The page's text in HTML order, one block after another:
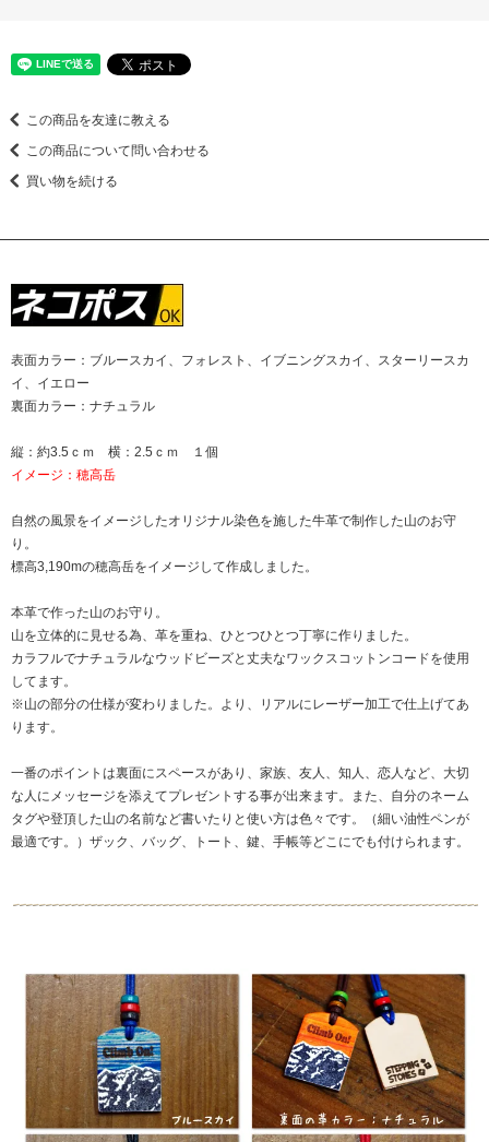
この商品を友達に教える
この商品について問い合わせる
買い物を続ける
表面カラー：ブルースカイ、フォレスト、イブニングスカイ、スターリースカ
イ、イエロー
裏面カラー：ナチュラル
縦：約3.5ｃｍ 横：2.5ｃｍ １個
イメージ：穂高岳
自然の風景をイメージしたオリジナル染色を施した牛革で制作した山のお守
り。
標高3,190mの穂高岳をイメージして作成しました。
本革で作った山のお守り。
山を立体的に見せる為、革を重ね、ひとつひとつ丁寧に作りました。
カラフルでナチュラルなウッドビーズと丈夫なワックスコットンコードを使用
してます。
※山の部分の仕様が変わりました。より、リアルにレーザー加工で仕上げてあ
ります。
一番のポイントは裏面にスペースがあり、家族、友人、知人、恋人など、大切
な人にメッセージを添えてプレゼントする事が出来ます。また、自分のネーム
タグや登頂した山の名前など書いたりと使い方は色々です。（細い油性ペンが
最適です。）ザック、バッグ、トート、鍵、手帳等どこにでも付けられます。